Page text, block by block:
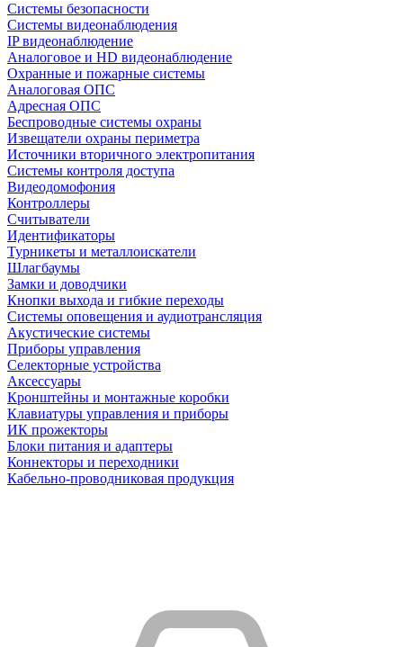
Системы безопасности
Системы видеонаблюдения
IP видеонаблюдение
Аналоговое и HD видеонаблюдение
Охранные и пожарные системы
Аналоговая ОПС
Адресная ОПС
Беспроводные системы охраны
Извещатели охраны периметра
Источники вторичного электропитания
Системы контроля доступа
Видеодомофония
Контроллеры
Считыватели
Идентификаторы
Турникеты и металлоискатели
Шлагбаумы
Замки и доводчики
Кнопки выхода и гибкие переходы
Системы оповещения и аудиотрансляция
Акустические системы
Приборы управления
Селекторные устройства
Аксессуары
Кронштейны и монтажные коробки
Клавиатуры управления и приборы
ИК прожекторы
Блоки питания и адаптеры
Коннекторы и переходники
Кабельно-проводниковая продукция